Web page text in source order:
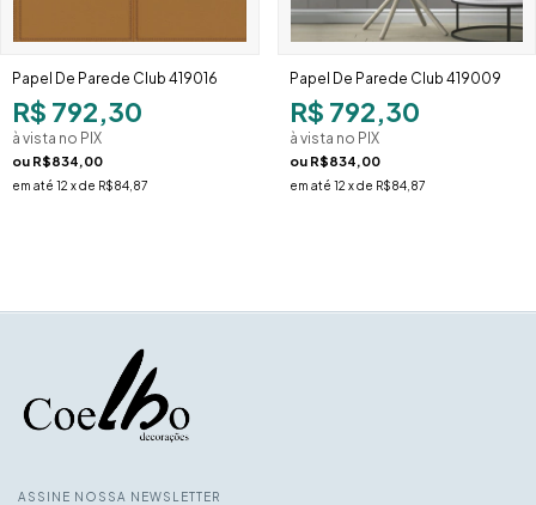
Papel De Parede Club 419016
R$ 792,30
à vista no PIX
ou R$834,00
em até 12 x de R$84,87
Papel De Parede Club 419009
R$ 792,30
à vista no PIX
ou R$834,00
em até 12 x de R$84,87
ASSINE NOSSA NEWSLETTER